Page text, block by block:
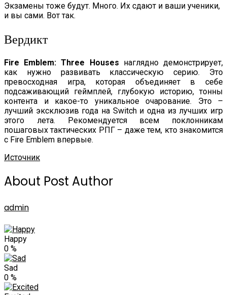
Экзамены тоже будут. Много. Их сдают и ваши ученики,
и вы сами. Вот так.
Вердикт
Fire Emblem: Three Houses наглядно демонстрирует,
как нужно развивать классическую серию. Это
превосходная игра, которая объединяет в себе
подсаживающий геймплей, глубокую историю, тонны
контента и какое-то уникальное очарование. Это –
лучший эксклюзив года на Switch и одна из лучших игр
этого лета. Рекомендуется всем поклонникам
пошаговых тактических РПГ – даже тем, кто знакомится
с Fire Emblem впервые.
Источник
About Post Author
admin
Happy
0 %
Sad
0 %